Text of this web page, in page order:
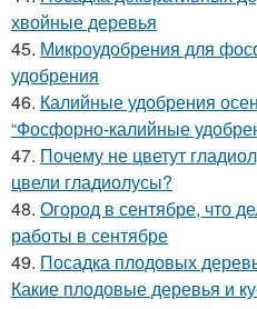
хвойные деревья
45. Микроудобрения для
удобрения
46. Калийные удобрения
“Фосфорно-калийные
47. Почему не цветут
цвели гладиолусы?
48. Огород в сентябре, что
работы в сентябре
49. Посадка плодовых
Какие плодовые деревья и